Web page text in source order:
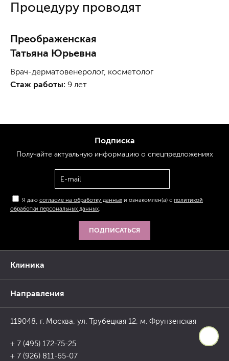
Процедуру проводят
Преображенская
Татьяна Юрьевна
Врач-дерматовенеролог, косметолог
Стаж работы: 9 лет
Клиника
Направления
119048, г. Москва, ул. Трубецкая 12, м. Фрунзенская
+ 7 (495) 172-75-25
+ 7 (926) 811-65-07
Подписка
Получайте актуальнуюинформациюо спецпредложениях
Я даю согласие на обработку данных и ознакомлен(а) с политикой
обработки персональных данных
ПОДПИСАТЬСЯ